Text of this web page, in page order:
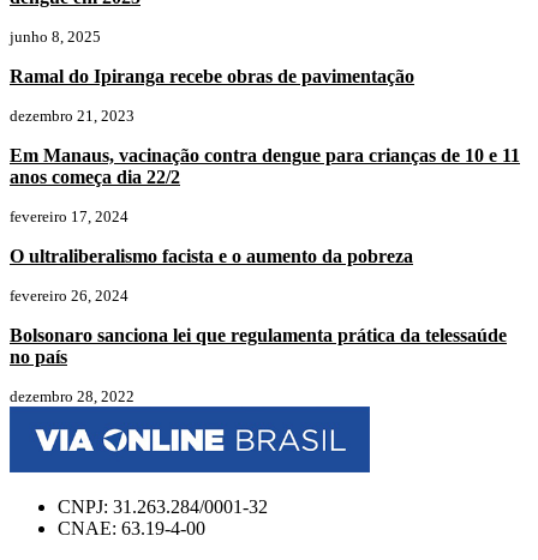
junho 8, 2025
Ramal do Ipiranga recebe obras de pavimentação
dezembro 21, 2023
Em Manaus, vacinação contra dengue para crianças de 10 e 11
anos começa dia 22/2
fevereiro 17, 2024
O ultraliberalismo facista e o aumento da pobreza
fevereiro 26, 2024
Bolsonaro sanciona lei que regulamenta prática da telessaúde
no país
dezembro 28, 2022
CNPJ: 31.263.284/0001-32
CNAE: 63.19-4-00